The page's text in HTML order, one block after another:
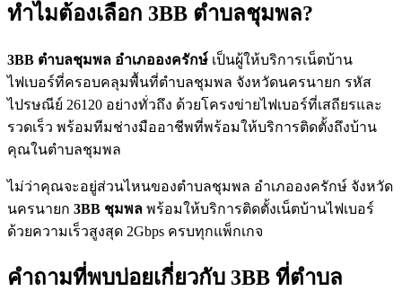
ทำไมต้องเลือก 3BB ตำบลชุมพล?
3BB ตำบลชุมพล อำเภอองครักษ์ เป็นผู้ให้บริการเน็ตบ้าน
ไฟเบอร์ที่ครอบคลุมพื้นที่ตำบลชุมพล จังหวัดนครนายก รหัส
ไปรษณีย์ 26120 อย่างทั่วถึง ด้วยโครงข่ายไฟเบอร์ที่เสถียรและ
รวดเร็ว พร้อมทีมช่างมืออาชีพที่พร้อมให้บริการติดตั้งถึงบ้าน
คุณในตำบลชุมพล
ไม่ว่าคุณจะอยู่ส่วนไหนของตำบลชุมพล อำเภอองครักษ์ จังหวัด
นครนายก 3BB ชุมพล พร้อมให้บริการติดตั้งเน็ตบ้านไฟเบอร์
ด้วยความเร็วสูงสุด 2Gbps ครบทุกแพ็กเกจ
คำถามที่พบบ่อยเกี่ยวกับ 3BB ที่ตำบล